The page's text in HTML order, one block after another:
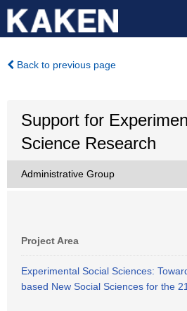
Back to previous page
Support for
Science Research
Administrative Group
Project Area
Experimental Social Sciences:
based New Social Sciences for the